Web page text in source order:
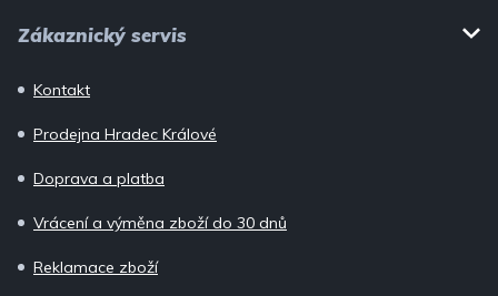
Zákaznický servis
Kontakt
Prodejna Hradec Králové
Doprava a platba
Vrácení a výměna zboží do 30 dnů
Reklamace zboží